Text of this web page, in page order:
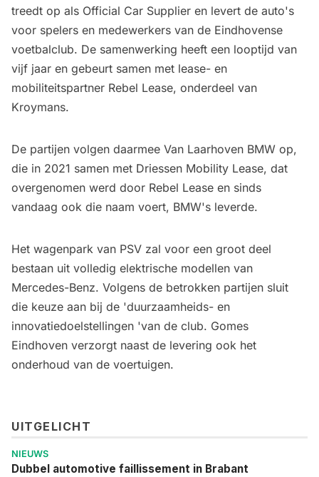
treedt op als Official Car Supplier en levert de auto's
voor spelers en medewerkers van de Eindhovense
voetbalclub. De samenwerking heeft een looptijd van
vijf jaar en gebeurt samen met lease- en
mobiliteitspartner Rebel Lease, onderdeel van
Kroymans.
De partijen volgen daarmee Van Laarhoven BMW op,
die in 2021 samen met Driessen Mobility Lease, dat
overgenomen werd door Rebel Lease en sinds
vandaag ook die naam voert, BMW's leverde.
Het wagenpark van PSV zal voor een groot deel
bestaan uit volledig elektrische modellen van
Mercedes-Benz. Volgens de betrokken partijen sluit
die keuze aan bij de 'duurzaamheids- en
innovatiedoelstellingen 'van de club. Gomes
Eindhoven verzorgt naast de levering ook het
onderhoud van de voertuigen.
UITGELICHT
NIEUWS
Dubbel automotive faillissement in Brabant